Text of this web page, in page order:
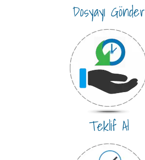
Dosyayı Gönder
Teklif Al